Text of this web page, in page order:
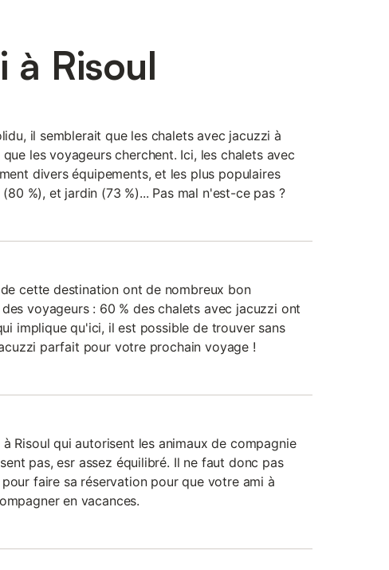
à Risoul
il semblerait que les chalets avec jacuzzi à
les voyageurs cherchent. Ici, les chalets avec
divers équipements, et les plus populaires
%), et jardin (73 %)... Pas mal n'est-ce pas ?
cette destination ont de nombreux bon
voyageurs : 60 % des chalets avec jacuzzi ont
implique qu'ici, il est possible de trouver sans
parfait pour votre prochain voyage !
Risoul qui autorisent les animaux de compagnie
pas, esr assez équilibré. Il ne faut donc pas
faire sa réservation pour que votre ami à
en vacances.